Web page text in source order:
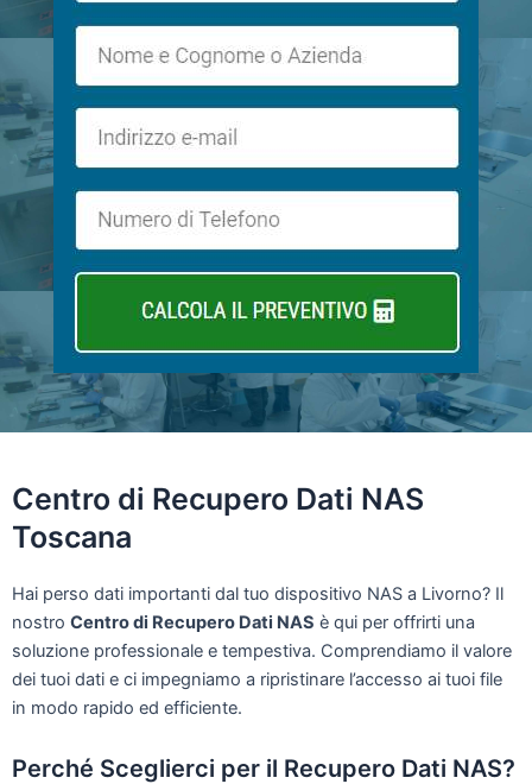
Centro di Recupero Dati NAS
Toscana
Hai perso dati importanti dal tuo dispositivo NAS a Livorno? Il
nostro Centro di Recupero Dati NAS è qui per offrirti una
soluzione professionale e tempestiva. Comprendiamo il valore
dei tuoi dati e ci impegniamo a ripristinare l’accesso ai tuoi file
in modo rapido ed efficiente.
Perché Sceglierci per il Recupero Dati NAS?